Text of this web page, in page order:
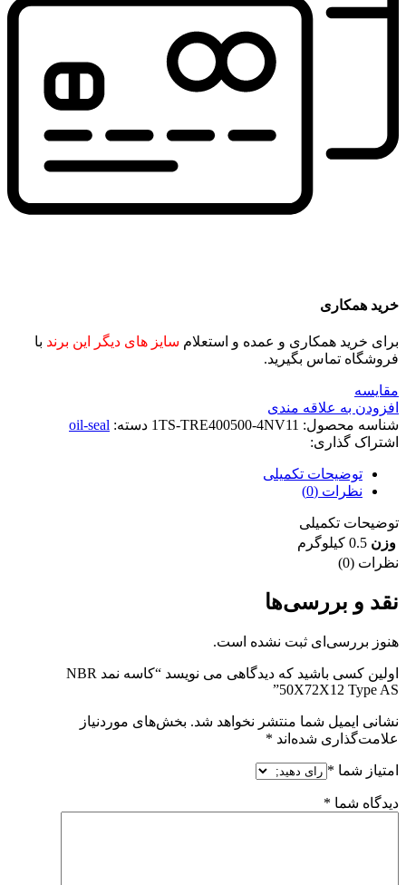
خرید همکاری
برای خرید همکاری و عمده و استعلام سایز های دیگر این برند با
فروشگاه تماس بگیرید.
مقايسه
افزودن به علاقه مندی
شناسه محصول: 1TS-TRE400500-4NV11 دسته: oil-seal
اشتراک گذاری:
توضیحات تکمیلی
نظرات (0)
توضیحات تکمیلی
وزن 0.5 کیلوگرم
نظرات (0)
نقد و بررسی‌ها
هنوز بررسی‌ای ثبت نشده است.
اولین کسی باشید که دیدگاهی می نویسد “کاسه نمد NBR
50X72X12 Type AS”
نشانی ایمیل شما منتشر نخواهد شد. بخش‌های موردنیاز
علامت‌گذاری شده‌اند *
امتیاز شما *
دیدگاه شما *